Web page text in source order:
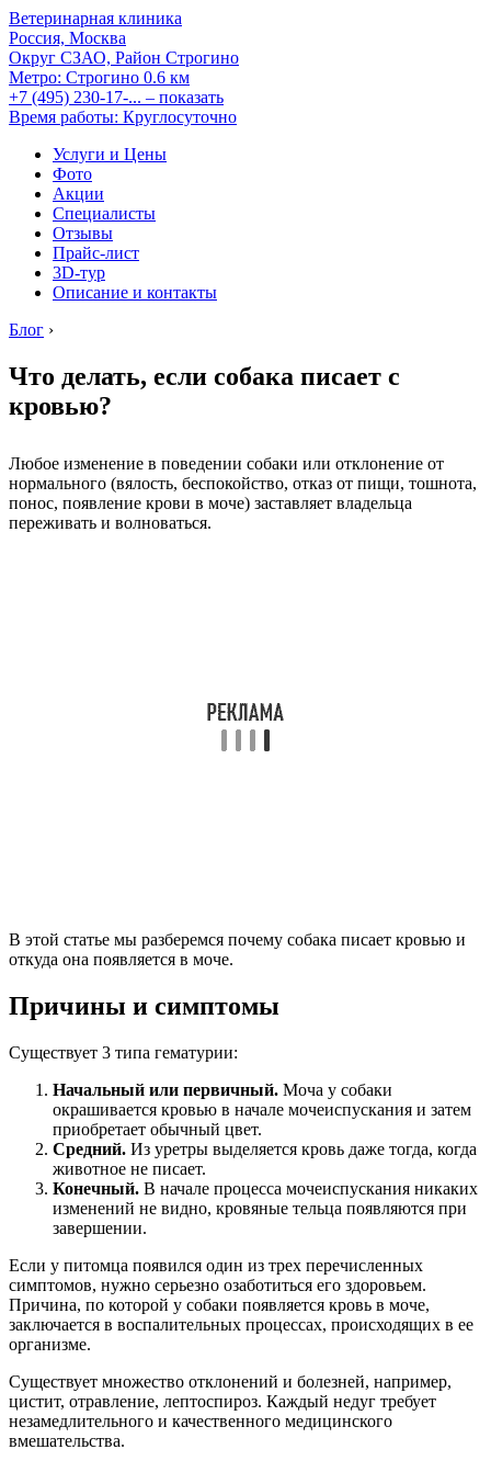
Ветеринарная клиника
Россия, Москва
Округ СЗАО, Район Строгино
Метро: Строгино 0.6 км
+7 (495) 230-17-... – показать
Время работы: Круглосуточно
Услуги и Цены
Фото
Акции
Специалисты
Отзывы
Прайс-лист
3D-тур
Описание и контакты
Блог ›
Что делать, если собака писает с
кровью?
Любое изменение в поведении собаки или отклонение от
нормального (вялость, беспокойство, отказ от пищи, тошнота,
понос, появление крови в моче) заставляет владельца
переживать и волноваться.
В этой статье мы разберемся почему собака писает кровью и
откуда она появляется в моче.
Причины и симптомы
Существует 3 типа гематурии:
Начальный или первичный. Моча у собаки
окрашивается кровью в начале мочеиспускания и затем
приобретает обычный цвет.
Средний. Из уретры выделяется кровь даже тогда, когда
животное не писает.
Конечный. В начале процесса мочеиспускания никаких
изменений не видно, кровяные тельца появляются при
завершении.
Если у питомца появился один из трех перечисленных
симптомов, нужно серьезно озаботиться его здоровьем.
Причина, по которой у собаки появляется кровь в моче,
заключается в воспалительных процессах, происходящих в ее
организме.
Существует множество отклонений и болезней, например,
цистит, отравление, лептоспироз. Каждый недуг требует
незамедлительного и качественного медицинского
вмешательства.